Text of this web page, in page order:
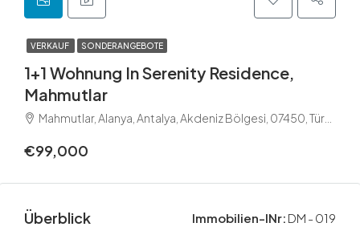
VERKAUF SONDERANGEBOTE
1+1 Wohnung In Serenity Residence,
Mahmutlar
Mahmutlar, Alanya, Antalya, Akdeniz Bölgesi, 07450, Türkiye
€99,000
Überblick Immobilien-INr: DM - 019